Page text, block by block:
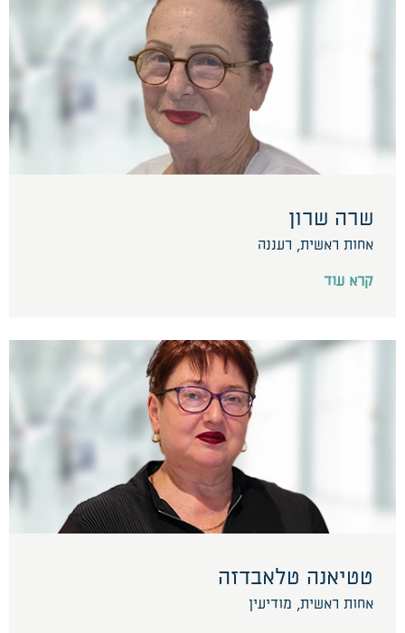
שרה שרון
אחות ראשית, רעננה
קרא עוד
טטיאנה טלאבדזה
אחות ראשית, מודיעין